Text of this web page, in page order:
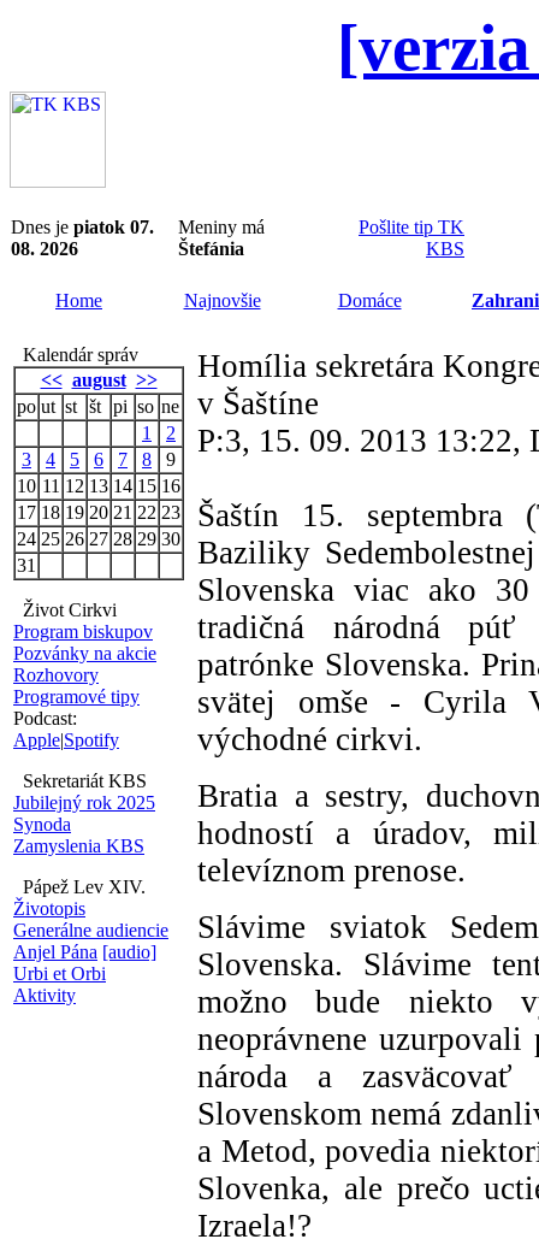
Dnes je piatok 07.
08. 2026
Meniny má
Štefánia
Pošlite tip TK
KBS
Home Najnovšie Domáce
Kalendár správ
<< august >>
po ut st št pi so ne
1
2
3
4 5 6 7 8
9
10 11 12 13 14 15 16
17 18 19 20 21 22 23
24 25 26 27 28 29 30
31
Život Cirkvi
Program biskupov
Pozvánky na akcie
Rozhovory
Programové tipy
Podcast:
Apple|Spotify
Sekretariát KBS
Jubilejný rok 2025
Synoda
Zamyslenia KBS
Pápež Lev XIV.
Životopis
Generálne audiencie
Anjel Pána [audio]
Urbi et Orbi
Aktivity
Homília sekretára
v Šaštíne
P:3, 15. 09. 2013 13:22,
Šaštín 15.
Baziliky
Slovenska viac ako
tradičná národná púť
patrónke Slovenska.
svätej omše - Cyrila
východné cirkvi.
Bratia a sestry,
hodností a úradov,
televíznom prenose.
Slávime sviatok
Slovenska. Slávime
možno bude niekto
neoprávnene
národa a
Slovenskom nemá
a Metod, povedia
Slovenka, ale prečo
Izraela!?